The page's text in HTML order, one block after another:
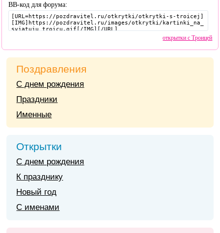
BB-код для форума:
открытки с Троицей
Поздравления
С днем рождения
Праздники
Именные
Открытки
С днем рождения
К празднику
Новый год
С именами